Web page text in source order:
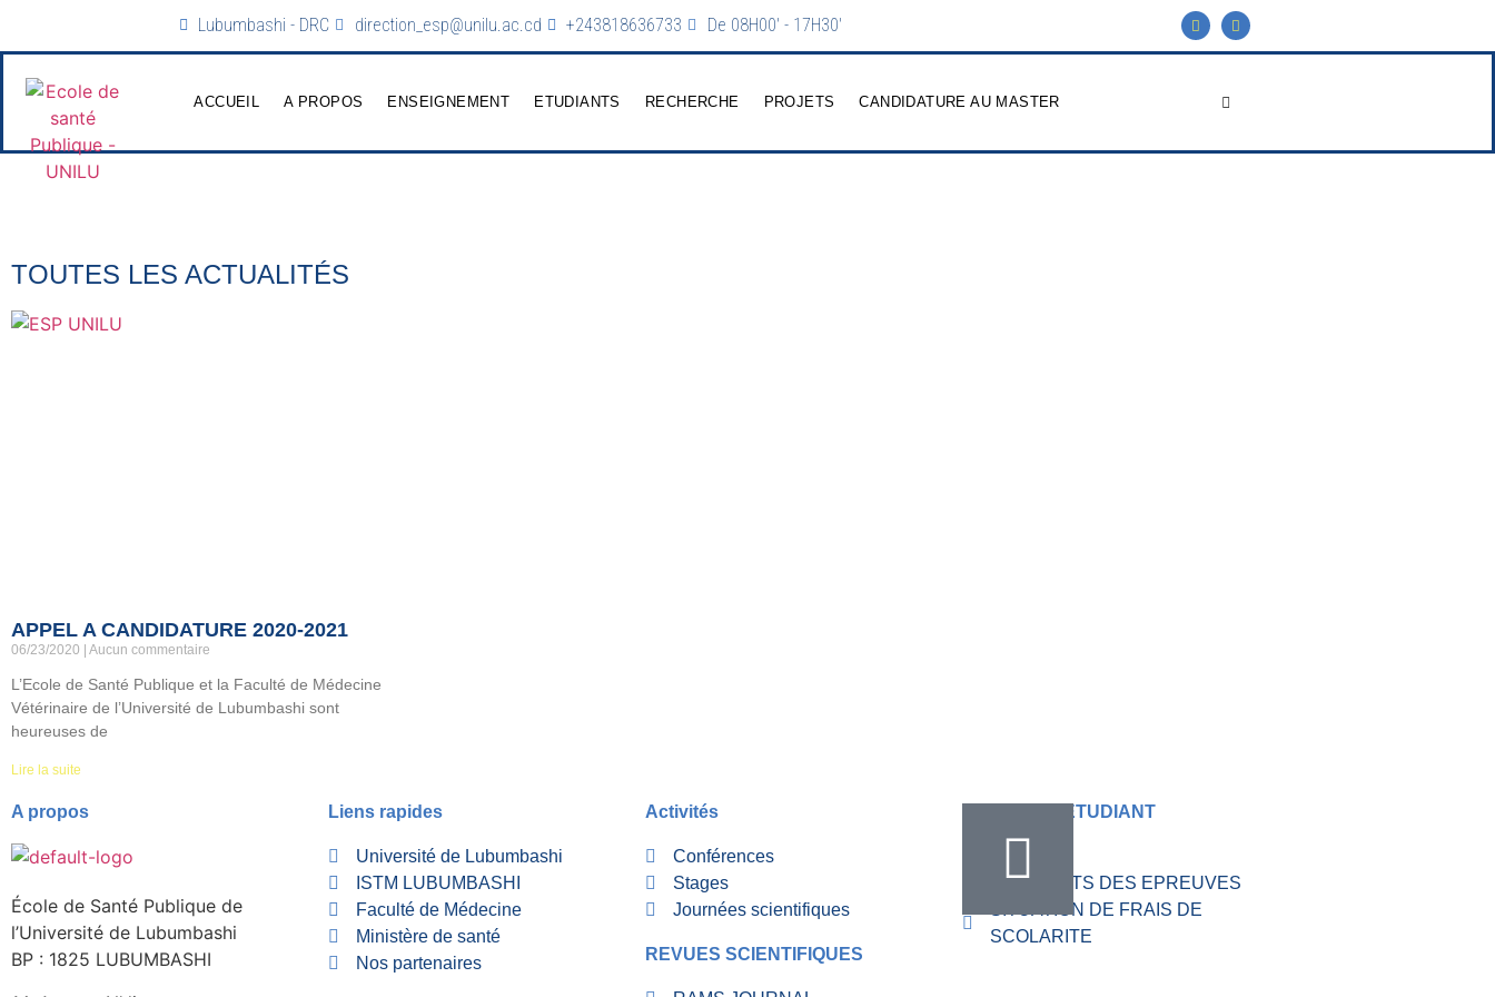
Lubumbashi - DRC direction_esp@unilu.ac.cd +243818636733 De 08H00' - 17H30'
ACCUEIL A PROPOS ENSEIGNEMENT ETUDIANTS RECHERCHE PROJETS CANDIDATURE AU MASTER
TOUTES LES ACTUALITÉS
APPEL A CANDIDATURE 2020-2021
06/23/2020 Aucun commentaire
L’Ecole de Santé Publique et la Faculté de Médecine
Vétérinaire de l’Université de Lubumbashi sont
heureuses de
Lire la suite
A propos
École de Santé Publique de
l’Université de Lubumbashi
BP : 1825 LUBUMBASHI
Liens rapides
Université de Lubumbashi
ISTM LUBUMBASHI
Faculté de Médecine
Ministère de santé
Nos partenaires
Activités
Conférences
Stages
Journées scientifiques
REVUES SCIENTIFIQUES
RUBRIQUE ETUDIANT
RESULTATS DES EPREUVES
SITUATION DE FRAIS DE
SCOLARITE